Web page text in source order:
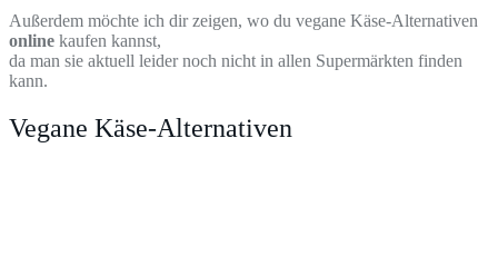
Außerdem möchte ich dir zeigen, wo du vegane Käse-Alternativen
online kaufen kannst,
da man sie aktuell leider noch nicht in allen Supermärkten finden
kann.
Vegane Käse-Alternativen